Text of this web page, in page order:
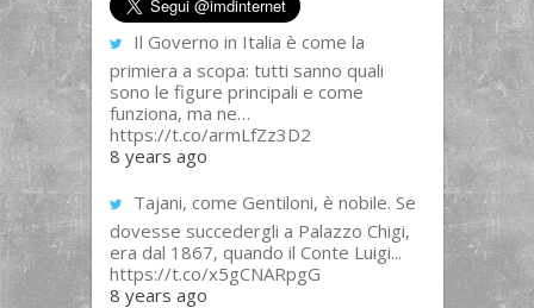
Il Governo in Italia è come la
primiera a scopa: tutti sanno quali
sono le figure principali e come
funziona, ma ne…
https://t.co/armLfZz3D2
8 years ago
Tajani, come Gentiloni, è nobile. Se
dovesse succedergli a Palazzo Chigi,
era dal 1867, quando il Conte Luigi...
https://t.co/x5gCNARpgG
8 years ago